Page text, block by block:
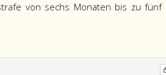
von sechs Monaten bis zu fünf